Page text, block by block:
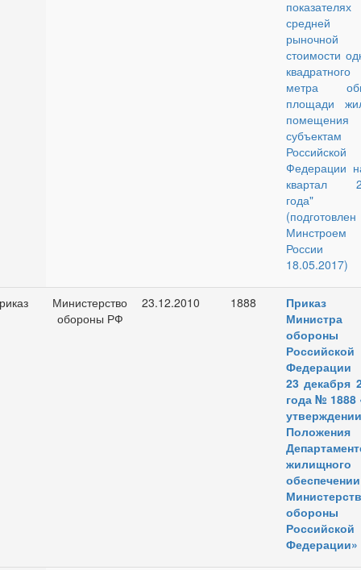
показателях
средней
рыночной
стоимости
квадратного
метра
площади
субъектам
Российской
Федерации
квартал
года"
(подготовлен
Минстроем
России
18.05.2017)
Министерство
обороны РФ
23.12.2010 1888
Приказ
Министра
обороны
Российской
23 декабря
года № 1888
утверждении
жилищного
обеспечении
обороны
Российской
Федерации»